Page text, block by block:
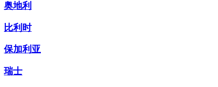
奥地利
比利时
保加利亚
瑞士